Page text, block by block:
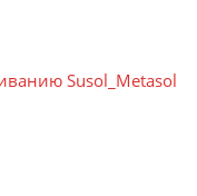
Susol_Metasol